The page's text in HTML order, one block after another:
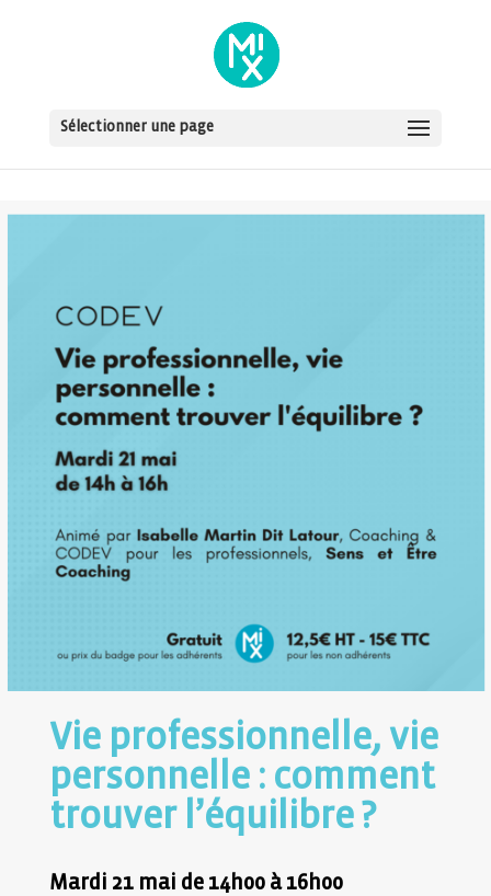
Sélectionner une page
Vie professionnelle, vie
personnelle : comment
trouver l’équilibre ?
Mardi 21 mai de 14h00 à 16h00